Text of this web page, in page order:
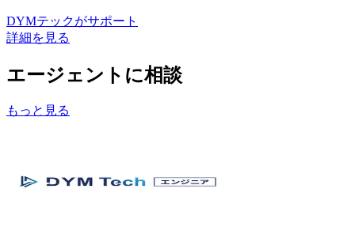
DYMテックがサポート
詳細を見る
エージェントに相談
もっと見る